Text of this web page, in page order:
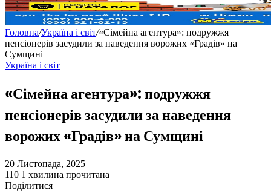
Головна/Україна і світ/«Сімейна агентура»: подружжя
пенсіонерів засудили за наведення ворожих «Градів» на
Сумщині
Україна і світ
«Сімейна агентура»: подружжя
пенсіонерів засудили за наведення
ворожих «Градів» на Сумщині
20 Листопада, 2025
110 1 хвилина прочитана
Поділитися